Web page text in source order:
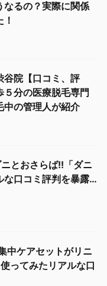
なるの？実際に関係
谷院【口コミ、評
分の医療脱毛専門
中の管理人が紹介
とおさらば!!「ダニ
な口コミ評判を暴露…
中ケアセットがリニ
ってみたリアルな口